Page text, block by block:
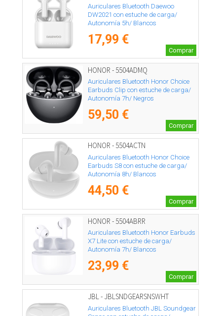
Auriculares Bluetooth Daewoo
DW2021 con estuche de carga/
Autonomía 5h/ Blancos
17,99 €
Comprar
HONOR - 5504ADMQ
Auriculares Bluetooth Honor Choice
Earbuds Clip con estuche de carga/
Autonomía 7h/ Negros
59,50 €
Comprar
HONOR - 5504ACTN
Auriculares Bluetooth Honor Choice
Earbuds S8 con estuche de carga/
Autonomía 8h/ Blancos
44,50 €
Comprar
HONOR - 5504ABRR
Auriculares Bluetooth Honor Earbuds
X7 Lite con estuche de carga/
Autonomía 7h/ Blancos
23,99 €
Comprar
JBL - JBLSNDGEARSNSWHT
Auriculares Bluetooth JBL Soundgear